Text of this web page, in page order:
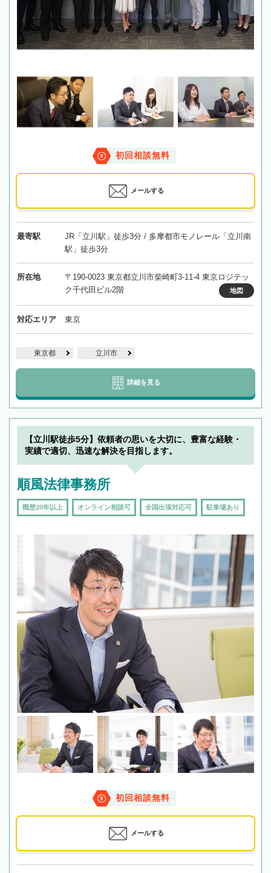
初回相談無料
メールする
最寄駅
JR「立川駅」徒歩3分 / 多摩都市モノレール「立川南
駅」徒歩3分
所在地
〒190-0023 東京都立川市柴崎町3-11-4 東京ロジテッ
ク千代田ビル2階
地図
対応エリア 東京
東京都 立川市
詳細を見る
【立川駅徒歩5分】依頼者の思いを大切に、豊富な経験・
実績で適切、迅速な解決を目指します。
順風法律事務所
職歴20年以上 オンライン相談可 全国出張対応可 駐車場あり
初回相談無料
メールする